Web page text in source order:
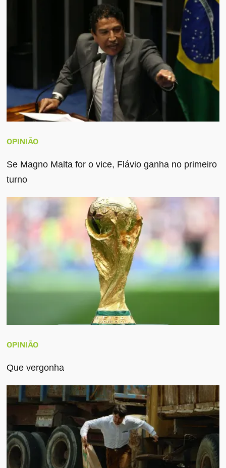
OPINIÃO
Se Magno Malta for o vice, Flávio ganha no primeiro
turno
OPINIÃO
Que vergonha